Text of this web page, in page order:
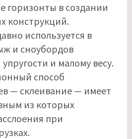
горизонты в создании
конструкций.
используется в
и сноубордов
и малому весу.
способ
— склеивание — имеет
из которых
при